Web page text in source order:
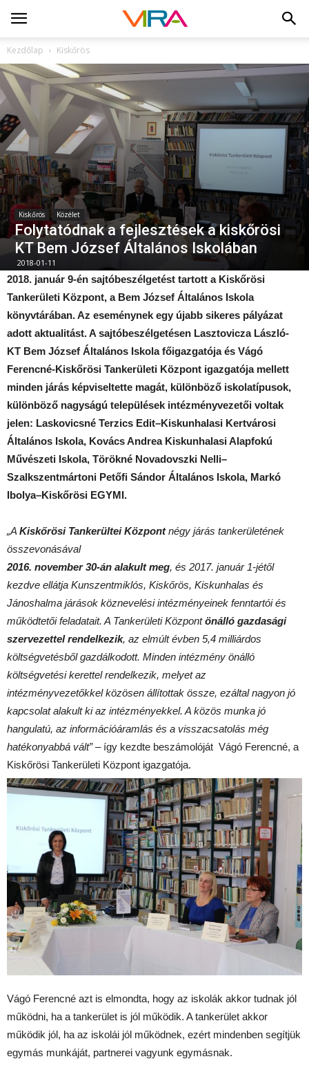
Kezdőlap Kiskőrös
Kiskőrös Közélet
Folytatódnak a fejlesztések a kiskőrösi
KT Bem József Általános Iskolában
2018-01-11
2018. január 9-én sajtóbeszélgetést tartott a Kiskőrösi
Tankerületi Központ, a Bem József Általános Iskola
könyvtárában. Az eseménynek egy újabb sikeres pályázat
adott aktualitást. A sajtóbeszélgetésen Lasztovicza László-
KT Bem József Általános Iskola főigazgatója és Vágó
Ferencné-Kiskőrösi Tankerületi Központ igazgatója mellett
minden járás képviseltette magát, különböző iskolatípusok,
különböző nagyságú települések intézményvezetői voltak
jelen: Laskovicsné Terzics Edit–Kiskunhalasi Kertvárosi
Általános Iskola, Kovács Andrea Kiskunhalasi Alapfokú
Művészeti Iskola, Törökné Novadovszki Nelli–
Szalkszentmártoni Petőfi Sándor Általános Iskola, Markó
Ibolya–Kiskőrösi EGYMI.
„A Kiskőrösi Tankerültei Központnégy járás tankerületének
összevonásával
2016. november 30-án alakult meg, és 2017. január 1-jétől
kezdve ellátja Kunszentmiklós, Kiskőrös, Kiskunhalas és
Jánoshalma járások köznevelési intézményeinek fenntartói és
működtetői feladatait. A Tankerületi Központönálló gazdasági
szervezettel rendelkezik, az elmúlt évben 5,4 milliárdos
költségvetésből gazdálkodott. Minden intézmény önálló
költségvetési kerettel rendelkezik, melyet az
intézményvezetőkkel közösen állítottak össze, ezáltal nagyon jó
kapcsolat alakult ki az intézményekkel. A közös munka jó
hangulatú, az információáramlás és a visszacsatolás még
hatékonyabbá vált”– így kezdte beszámolóját Vágó Ferencné, a
Kiskőrösi Tankerületi Központ igazgatója.
Vágó Ferencné azt is elmondta, hogy az iskolák akkor tudnak jól
működni, ha a tankerület is jól működik. A tankerület akkor
működik jól, ha az iskolái jól működnek, ezért mindenben segítjük
egymás munkáját, partnerei vagyunk egymásnak.